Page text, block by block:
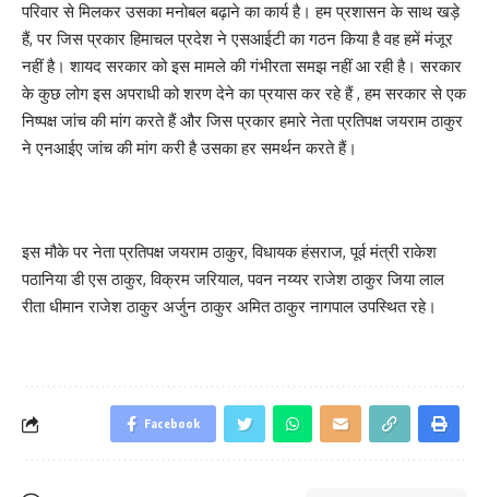
परिवार से मिलकर उसका मनोबल बढ़ाने का कार्य है। हम प्रशासन के साथ खड़े
हैं, पर जिस प्रकार हिमाचल प्रदेश ने एसआईटी का गठन किया है वह हमें मंजूर
नहीं है। शायद सरकार को इस मामले की गंभीरता समझ नहीं आ रही है। सरकार
के कुछ लोग इस अपराधी को शरण देने का प्रयास कर रहे हैं , हम सरकार से एक
निष्पक्ष जांच की मांग करते हैं और जिस प्रकार हमारे नेता प्रतिपक्ष जयराम ठाकुर
ने एनआईए जांच की मांग करी है उसका हर समर्थन करते हैं।
इस मौके पर नेता प्रतिपक्ष जयराम ठाकुर, विधायक हंसराज, पूर्व मंत्री राकेश
पठानिया डी एस ठाकुर, विक्रम जरियाल, पवन नय्यर राजेश ठाकुर जिया लाल
रीता धीमान राजेश ठाकुर अर्जुन ठाकुर अमित ठाकुर नागपाल उपस्थित रहे।
Facebook